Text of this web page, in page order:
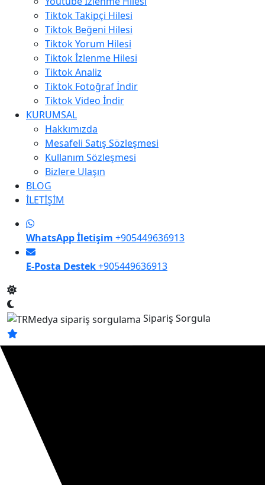
Tiktok Takipçi Hilesi
Tiktok Beğeni Hilesi
Tiktok Yorum Hilesi
Tiktok İzlenme Hilesi
Tiktok Analiz
Tiktok Fotoğraf İndir
Tiktok Video İndir
KURUMSAL
Hakkımızda
Mesafeli Satış Sözleşmesi
Kullanım Sözleşmesi
Bizlere Ulaşın
BLOG
İLETİŞİM
WhatsApp İletişim +905449636913
E-Posta Destek+905449636913
Sipariş Sorgula